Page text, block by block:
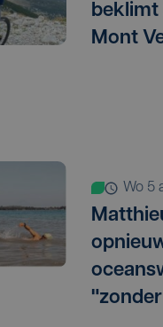
beklimt
Mont
wo